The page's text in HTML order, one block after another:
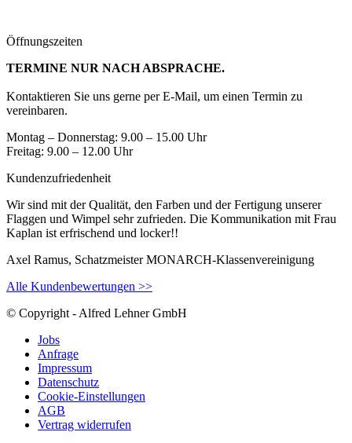
Öffnungszeiten
TERMINE NUR NACH ABSPRACHE.
Kontaktieren Sie uns gerne per E-Mail, um einen Termin zu
vereinbaren.
Montag – Donnerstag: 9.00 – 15.00 Uhr
Freitag: 9.00 – 12.00 Uhr
Kundenzufriedenheit
Wir sind mit der Qualität, den Farben und der Fertigung unserer
Flaggen und Wimpel sehr zufrieden. Die Kommunikation mit Frau
Kaplan ist erfrischend und locker!!
Axel Ramus, Schatzmeister MONARCH-Klassenvereinigung
Alle Kundenbewertungen >>
© Copyright - Alfred Lehner GmbH
Jobs
Anfrage
Impressum
Datenschutz
Cookie-Einstellungen
AGB
Vertrag widerrufen